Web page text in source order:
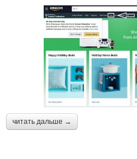
читать дальше →